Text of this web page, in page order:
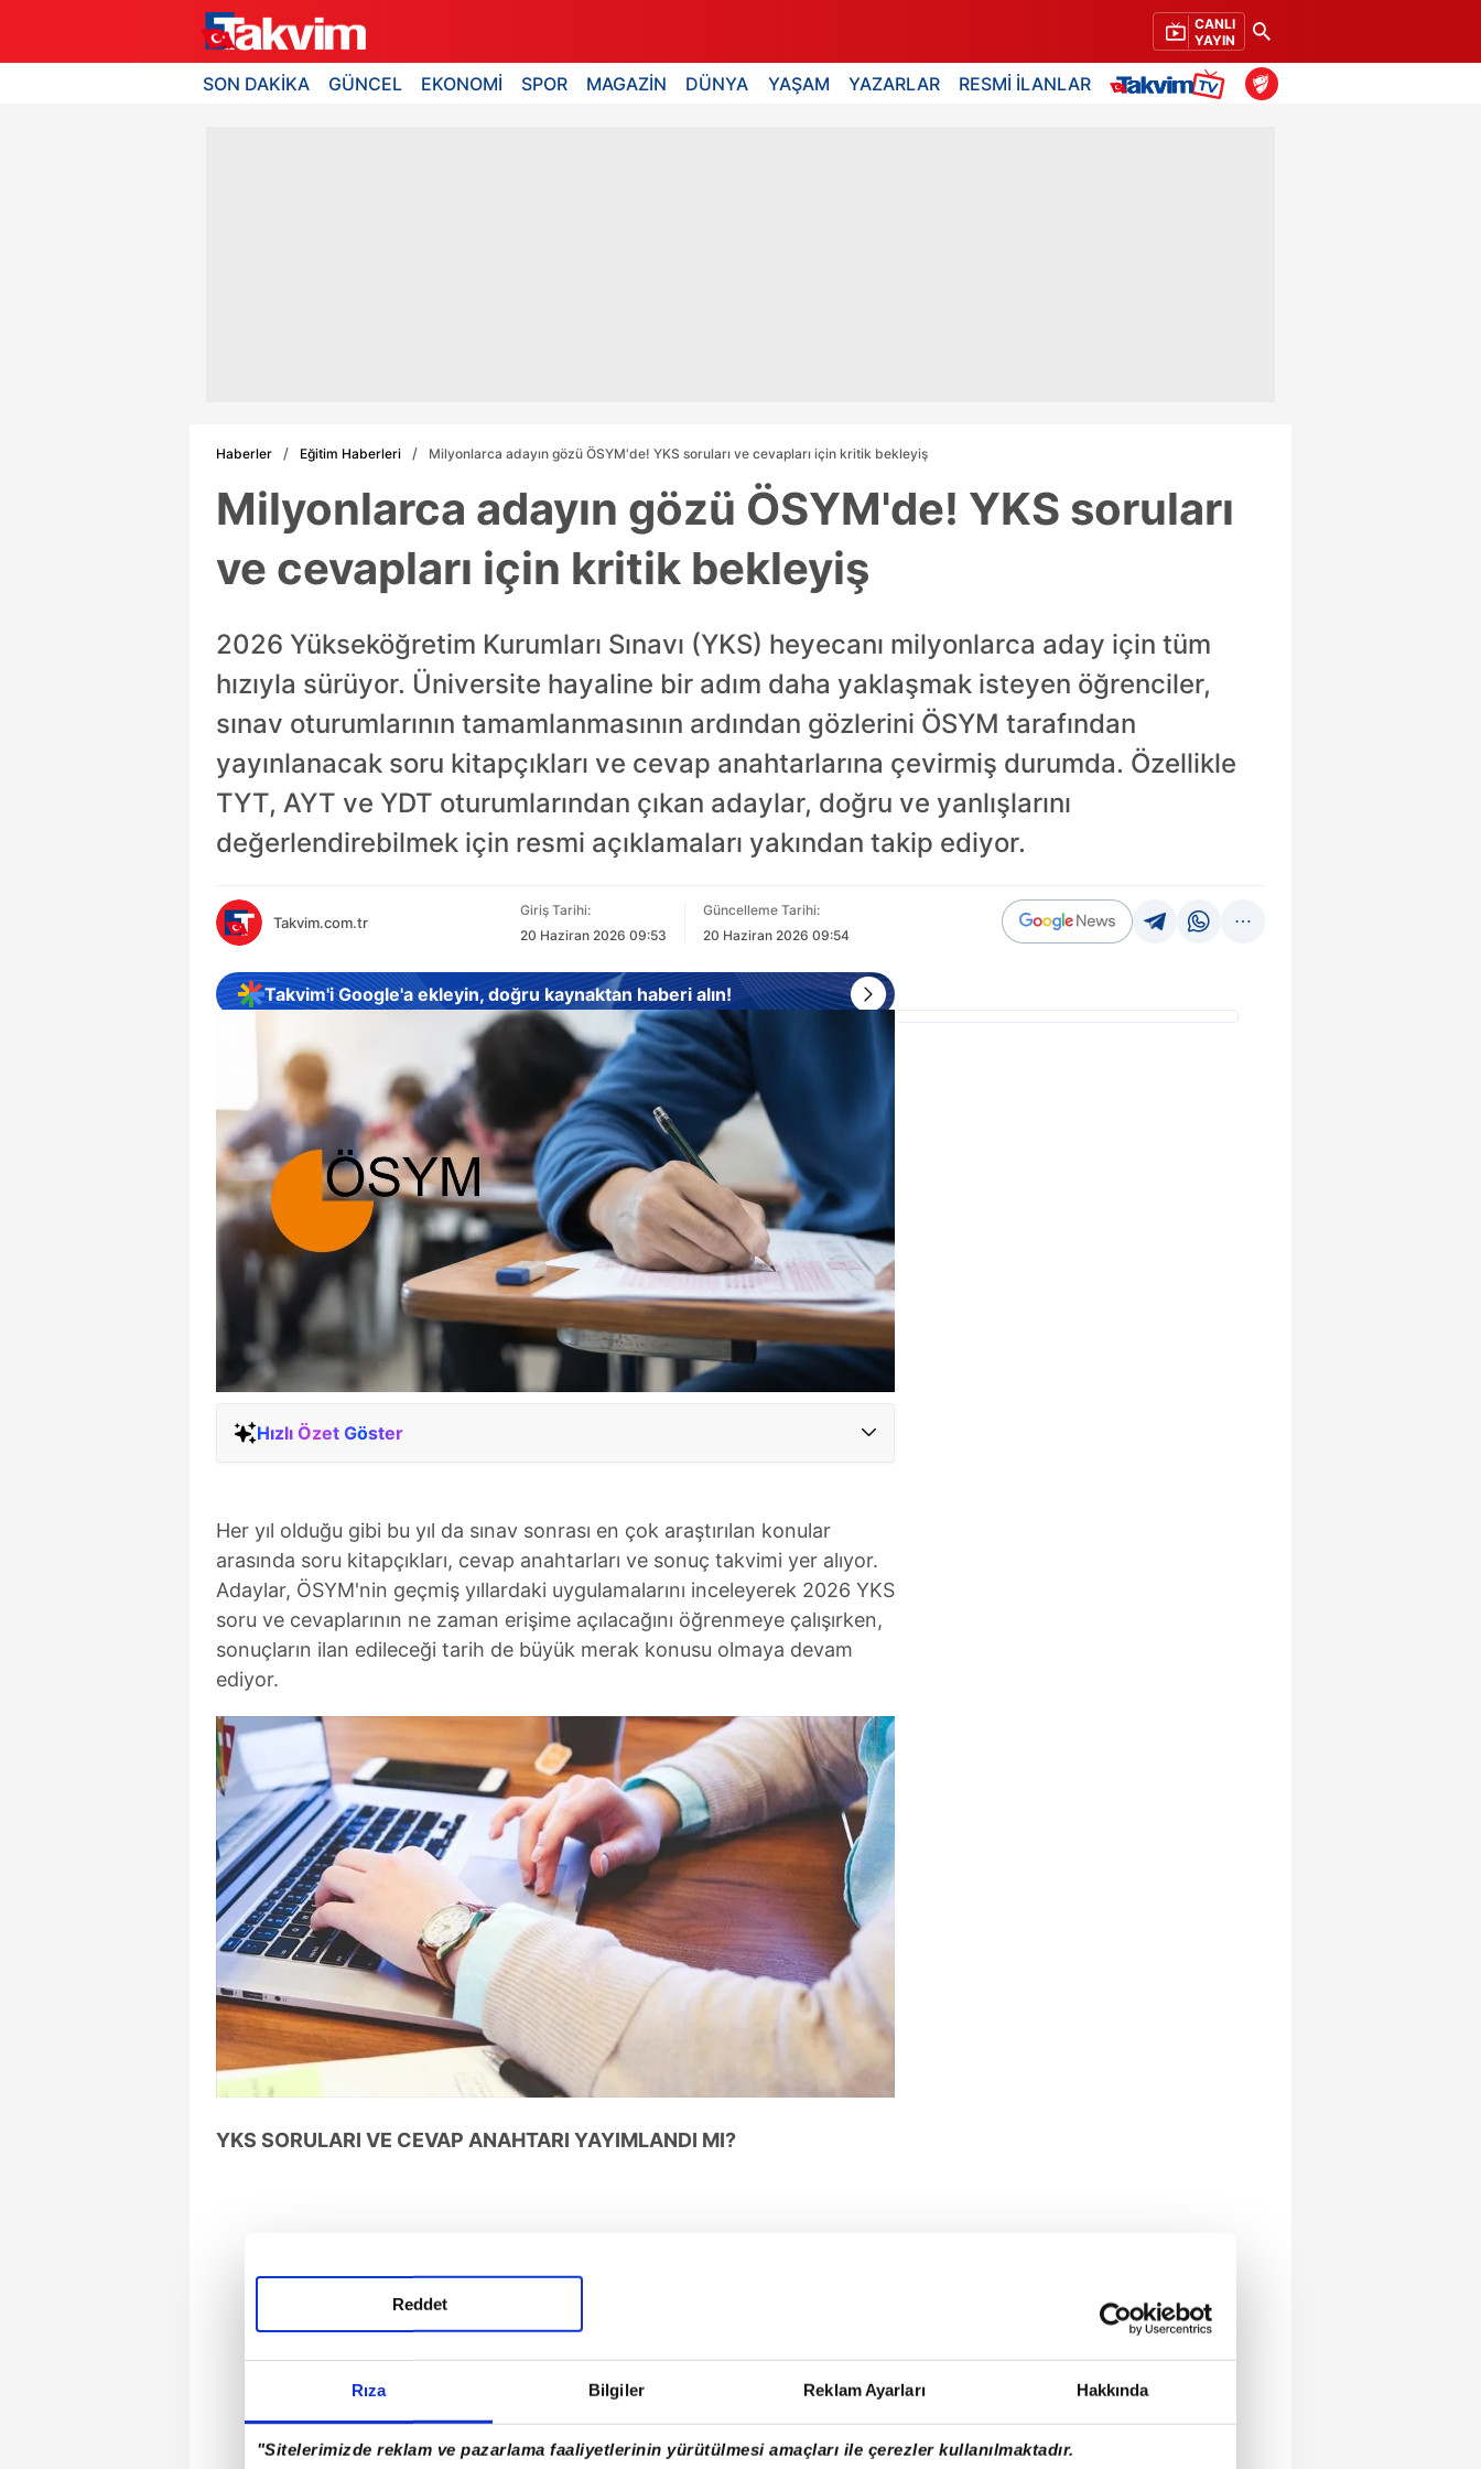
Rıza Bilgiler Reklam Ayarları Hakkında
"Sitelerimizde reklam ve pazarlama faaliyetlerinin yürütülmesi amaçları ile çerezler kullanılmaktadır.
Reddet
CANLI
YAYIN
SON DAKİKA GÜNCEL EKONOMİ SPOR MAGAZİN DÜNYA YAŞAM YAZARLAR RESMİ İLANLAR
Haberler Eğitim Haberleri Milyonlarca adayın gözü ÖSYM'de! YKS soruları ve cevapları için kritik bekleyiş
Milyonlarca adayın gözü ÖSYM'de! YKS soruları
ve cevapları için kritik bekleyiş
2026 Yükseköğretim Kurumları Sınavı (YKS) heyecanı milyonlarca aday için tüm
hızıyla sürüyor. Üniversite hayaline bir adım daha yaklaşmak isteyen öğrenciler,
sınav oturumlarının tamamlanmasının ardından gözlerini ÖSYM tarafından
yayınlanacak soru kitapçıkları ve cevap anahtarlarına çevirmiş durumda. Özellikle
TYT, AYT ve YDT oturumlarından çıkan adaylar, doğru ve yanlışlarını
değerlendirebilmek için resmi açıklamaları yakından takip ediyor.
Takvim.com.tr
Giriş Tarihi:
20 Haziran 2026 09:53
Güncelleme Tarihi:
20 Haziran 2026 09:54
Takvim'i Google'a ekleyin, doğru kaynaktan haberi alın!
Hızlı Özet Göster
Her yıl olduğu gibi bu yıl da sınav sonrası en çok araştırılan konular
arasında soru kitapçıkları, cevap anahtarları ve sonuç takvimi yer alıyor.
Adaylar, ÖSYM'nin geçmiş yıllardaki uygulamalarını inceleyerek 2026 YKS
soru ve cevaplarının ne zaman erişime açılacağını öğrenmeye çalışırken,
sonuçların ilan edileceği tarih de büyük merak konusu olmaya devam
ediyor.
YKS SORULARI VE CEVAP ANAHTARI YAYIMLANDI MI?